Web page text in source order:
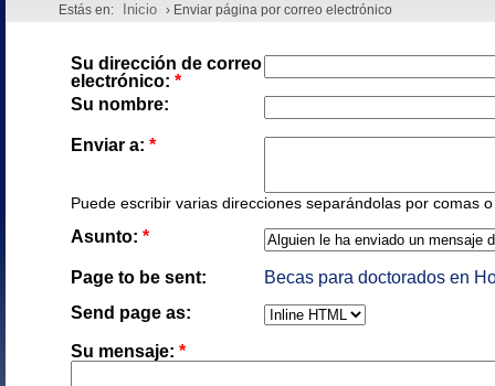
Estás en: Inicio › Enviar página por correo electrónico
Su dirección de correo
electrónico: *
Su nombre:
Enviar a: *
Puede escribir varias direcciones separándolas por comas
Asunto: *
Page to be sent:
Becas para doctorados en
Send page as:
Su mensaje: *